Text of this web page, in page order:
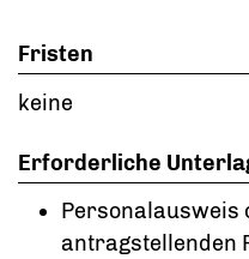
Fristen
keine
Erforderliche
Personalausweis
antragstellenden